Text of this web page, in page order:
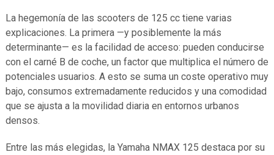
La hegemonía de las scooters de 125 cc tiene varias
explicaciones. La primera —y posiblemente la más
determinante— es la facilidad de acceso: pueden conducirse
con el carné B de coche, un factor que multiplica el número de
potenciales usuarios. A esto se suma un coste operativo muy
bajo, consumos extremadamente reducidos y una comodidad
que se ajusta a la movilidad diaria en entornos urbanos
densos.
Entre las más elegidas, la Yamaha NMAX 125 destaca por su